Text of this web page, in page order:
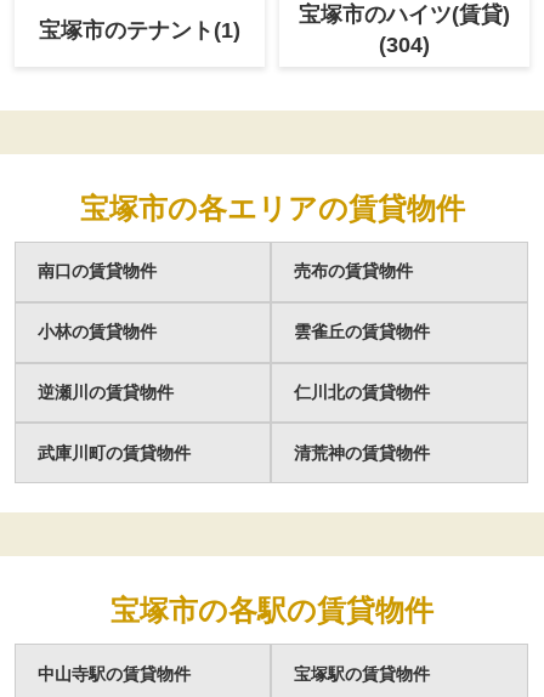
宝塚市のテナント(1)
宝塚市のハイツ(賃貸)
(304)
宝塚市の各エリアの賃貸物件
南口の賃貸物件 売布の賃貸物件
小林の賃貸物件 雲雀丘の賃貸物件
逆瀬川の賃貸物件 仁川北の賃貸物件
武庫川町の賃貸物件 清荒神の賃貸物件
宝塚市の各駅の賃貸物件
中山寺駅の賃貸物件 宝塚駅の賃貸物件